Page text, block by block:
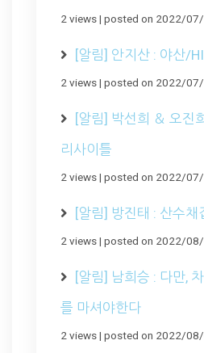
2 views| posted on 2022/
[알림] 안지산 : 야산/
2 views| posted on 2022/
[알림] 박선희 ＆ 오진
리사이틀
2 views| posted on 2022/
[알림] 방진태 : 산수
2 views| posted on 2022/08/
[알림] 남희승 : 다만,
를 마셔야한다
2 views| posted on 2022/